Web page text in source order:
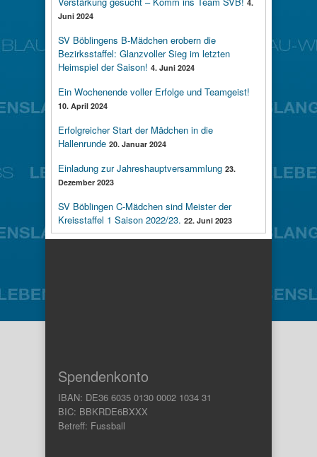
4.
Juni 2024
SV Böblingens B-Mädchen erobern die
Bezirksstaffel: Glanzvoller Sieg im letzten
Heimspiel der Saison! 4. Juni 2024
Ein Wochenende voller Erfolge und Teamgeist!
10. April 2024
Erfolgreicher Start der Mädchen in die
Hallenrunde 20. Januar 2024
Einladung zur Jahreshauptversammlung 23.
Dezember 2023
SV Böblingen C-Mädchen sind Meister der
Kreisstaffel 1 Saison 2022/23. 22. Juni 2023
Spendenkonto
IBAN: DE36 6035 0130 0002 1034 31
BIC: BBKRDE6BXXX
Betreff: Fussball